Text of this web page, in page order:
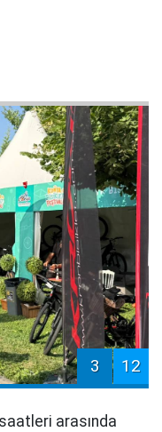
3 12
arasında